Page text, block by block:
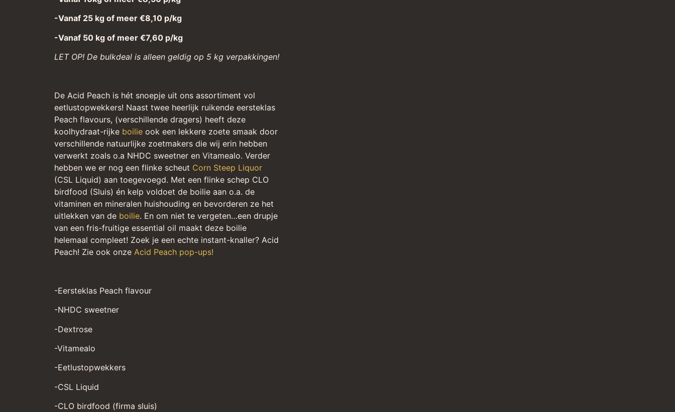
-Vanaf 25 kg of meer €8,10 p/kg
-Vanaf 50 kg of meer €7,60 p/kg
LET OP! De bulkdeal is alleen geldig op 5 kg verpakkingen!
De Acid Peach is hét snoepje uit ons assortiment vol
eetlustopwekkers! Naast twee heerlijk ruikende eersteklas
Peach flavours, (verschillende dragers) heeft deze
koolhydraat-rijke boilieook een lekkere zoete smaak door
verschillende natuurlijke zoetmakers die wij erin hebben
verwerkt zoals o.a NHDC sweetner en Vitamealo. Verder
hebben we er nog een flinke scheut Corn Steep Liquor
(CSL Liquid) aan toegevoegd. Met een flinke schep CLO
birdfood (Sluis) én kelp voldoet de boilie aan o.a. de
vitaminen en mineralen huishouding en bevorderen ze het
uitlekken van de boilie. En om niet te vergeten…een drupje
van een fris-fruitige essential oil maakt deze boilie
helemaal compleet! Zoek je een echte instant-knaller? Acid
Peach! Zie ook onze Acid Peach pop-ups!
-Eersteklas Peach flavour
-NHDC sweetner
-Dextrose
-Vitamealo
-Eetlustopwekkers
-CSL Liquid
-CLO birdfood (firma sluis)